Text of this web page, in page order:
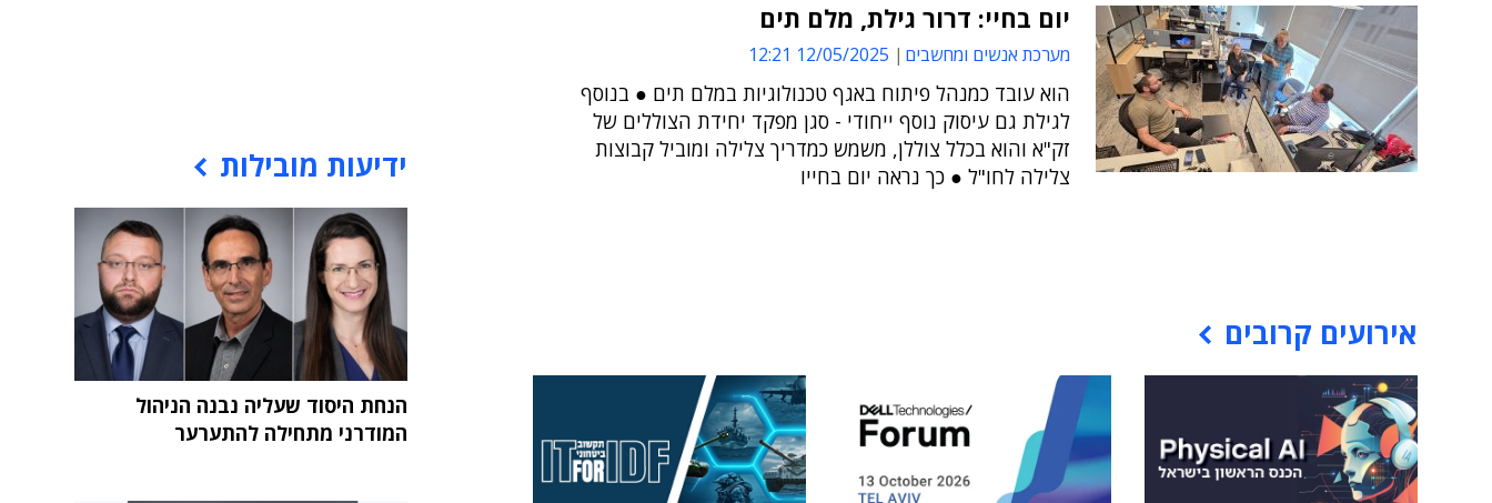
יום בחיי: דרור גילת, מלם תים
מערכת אנשים ומחשבים 12/05/2025 12:21
הוא עובד כמנהל פיתוח באגף טכנולוגיות במלם תים ● בנוסף
לגילת גם עיסוק נוסף ייחודי - סגן מפקד יחידת הצוללים של
זק"א והוא בכלל צוללן, משמש כמדריך צלילה ומוביל קבוצות
צלילה לחו"ל ● כך נראה יום בחייו
אירועים קרובים
ידיעות מובילות
הנחת היסוד שעליה נבנה הניהול
המודרני מתחילה להתערער